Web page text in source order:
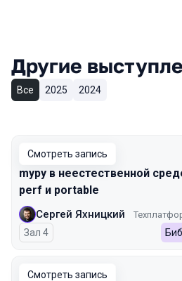
Другие
Все 2025 2024
Смотреть запись
mypy в неестественной
perf и portable
Сергей Яхницкий
Зал 4
Смотреть запись